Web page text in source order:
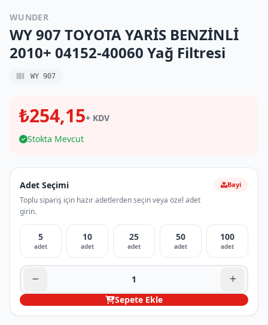
WUNDER
WY 907 TOYOTA YARİS BENZİNLİ
2010+ 04152-40060 Yağ Filtresi
WY 907
₺254,15+ KDV
Stokta Mevcut
Adet Seçimi
Toplu sipariş için hazır adetlerden seçin veya özel adet
girin.
Bayi
5
adet
10
adet
25
adet
50
adet
100
adet
Sepete Ekle